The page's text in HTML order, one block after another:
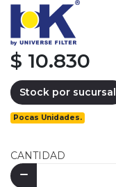
$ 10.830
Stock por sucursal
Pocas Unidades.
CANTIDAD